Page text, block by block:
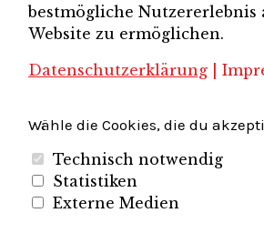
Unternehmerverband Sachsen e.V.
Unternehmervereinigung Uckermark e.V.
Wirtschaftshof Spandau e.V.
Unternehmerverband
bestmögliche Nutzererlebnis
Website zu ermöglichen.
Datenschutzerklärung
Wähle die Cookies, die du
Technisch notwendig
Statistiken
Externe Medien